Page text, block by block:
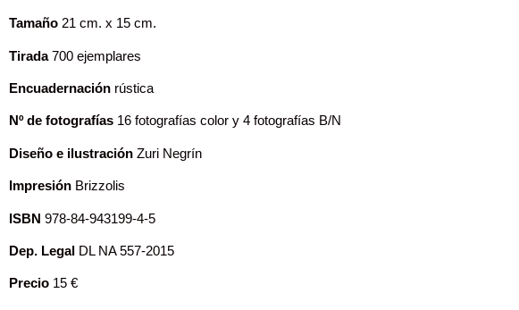
Tamaño 21 cm. x 15 cm.
Tirada700 ejemplares
Encuadernación rústica
Nº de fotografías 16 fotografías color y 4 fotografías B/N
Diseño e ilustración Zuri Negrín
Impresión Brizzolis
ISBN 978-84-943199-4-5
Dep. Legal DL NA 557-2015
Precio 15 €